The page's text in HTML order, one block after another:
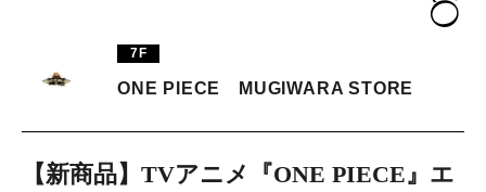
7F
ONE PIECE MUGIWARA STORE
【新商品】TVアニメ『ONE PIECE』エ